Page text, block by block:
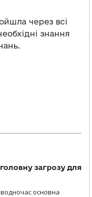
через всі
знання
загрозу для
основна